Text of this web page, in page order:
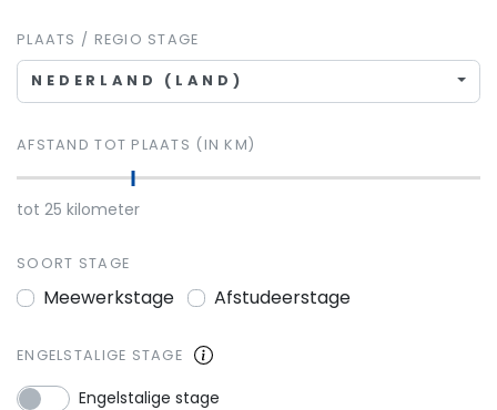
PLAATS / REGIO STAGE
NEDERLAND (LAND)
AFSTAND TOT PLAATS (IN KM)
tot 25 kilometer
SOORT STAGE
Meewerkstage Afstudeerstage
ENGELSTALIGE STAGE
Engelstalige stage